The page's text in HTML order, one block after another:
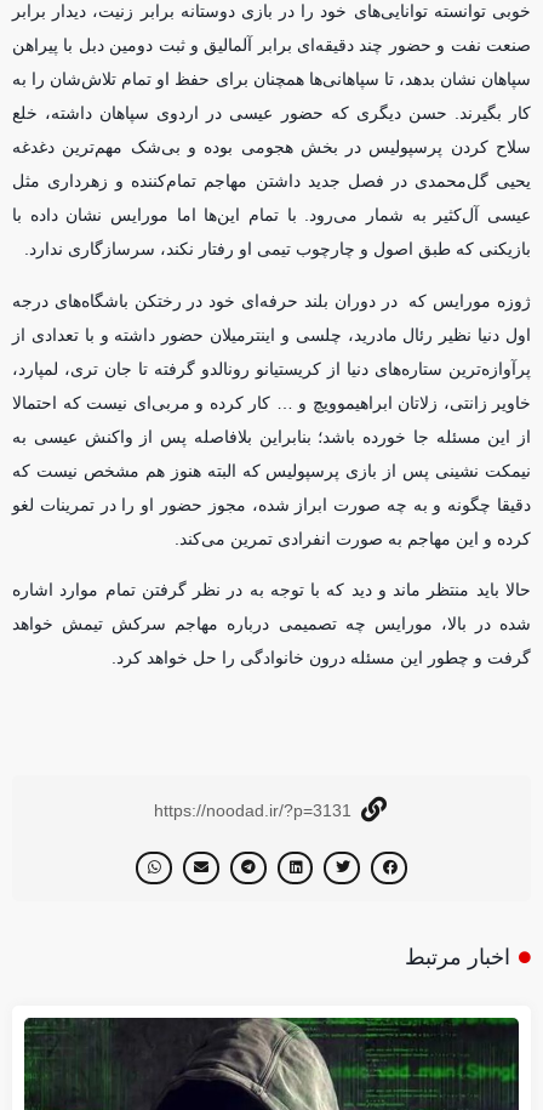
خوبی توانسته توانایی‌های خود را در بازی دوستانه برابر زنیت، دیدار برابر
صنعت نفت و حضور چند دقیقه‌ای برابر آلمالیق و ثبت دومین دبل با پیراهن
سپاهان نشان بدهد، تا سپاهانی‌ها همچنان برای حفظ او تمام تلاش‌شان را به
کار بگیرند. حسن دیگری که حضور عیسی در اردوی سپاهان داشته، خلع
سلاح کردن پرسپولیس در بخش هجومی بوده و بی‌شک مهم‌ترین دغدغه
یحیی گل‌محمدی در فصل جدید داشتن مهاجم تمام‌کننده و زهرداری مثل
عیسی آل‌کثیر به شمار می‌رود. با تمام این‌ها اما مورایس نشان داده با
بازیکنی که طبق اصول و چارچوب تیمی او رفتار نکند، سرسازگاری ندارد.
ژوزه مورایس که در دوران بلند حرفه‌ای خود در رختکن باشگاه‌های درجه
اول دنیا نظیر رئال مادرید، چلسی و اینترمیلان حضور داشته و با تعدادی از
پرآوازه‌ترین ستاره‌های دنیا از کریستیانو رونالدو گرفته تا جان تری، لمپارد،
خاویر زانتی، زلاتان ابراهیموویچ و … کار کرده و مربی‌ای نیست که احتمالا
از این مسئله جا خورده باشد؛ بنابراین بلافاصله پس از واکنش عیسی به
نیمکت نشینی پس از بازی پرسپولیس که البته هنوز هم مشخص نیست که
دقیقا چگونه و به چه صورت ابراز شده، مجوز حضور او را در تمرینات لغو
کرده و این مهاجم به صورت انفرادی تمرین می‌کند.
حالا باید منتظر ماند و دید که با توجه به در نظر گرفتن تمام موارد اشاره
شده در بالا، مورایس چه تصمیمی درباره مهاجم سرکش تیمش خواهد
گرفت و چطور این مسئله درون خانوادگی را حل خواهد کرد.
https://noodad.ir/?p=3131
اخبار مرتبط